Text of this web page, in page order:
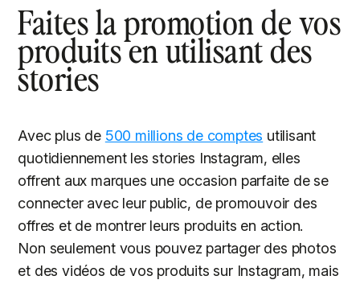
Faites la promotion de vos
produits en utilisant des
stories
Avec plus de 500 millions de comptes utilisant
quotidiennement les stories Instagram, elles
offrent aux marques une occasion parfaite de se
connecter avec leur public, de promouvoir des
offres et de montrer leurs produits en action.
Non seulement vous pouvez partager des photos
et des vidéos de vos produits sur Instagram, mais